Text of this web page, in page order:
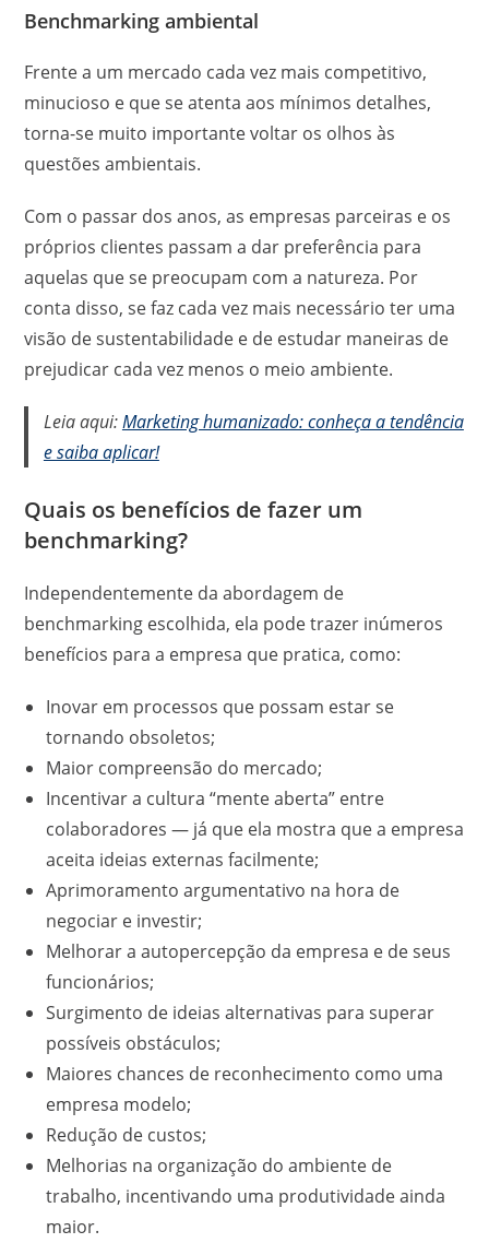
Benchmarking ambiental
Frente a um mercado cada vez mais competitivo,
minucioso e que se atenta aos mínimos detalhes,
torna-se muito importante voltar os olhos às
questões ambientais.
Com o passar dos anos, as empresas parceiras e os
próprios clientes passam a dar preferência para
aquelas que se preocupam com a natureza. Por
conta disso, se faz cada vez mais necessário ter uma
visão de sustentabilidade e de estudar maneiras de
prejudicar cada vez menos o meio ambiente.
Leia aqui:Marketing humanizado: conheça a tendência
e saiba aplicar!
Quais os benefícios de fazer um
benchmarking?
Independentemente da abordagem de
benchmarking escolhida, ela pode trazer inúmeros
benefícios para a empresa que pratica, como:
Inovar em processos que possam estar se
tornando obsoletos;
Maior compreensão do mercado;
Incentivar a cultura “mente aberta” entre
colaboradores — já que ela mostra que a empresa
aceita ideias externas facilmente;
Aprimoramento argumentativo na hora de
negociar e investir;
Melhorar a autopercepção da empresa e de seus
funcionários;
Surgimento de ideias alternativas para superar
possíveis obstáculos;
Maiores chances de reconhecimento como uma
empresa modelo;
Redução de custos;
Melhorias na organização do ambiente de
trabalho, incentivando uma produtividade ainda
maior.